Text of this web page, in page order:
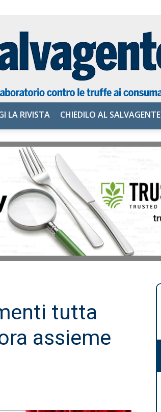
Salvagente
LA RIVISTA CHIEDILO AL SALVAGENTE
tutta
assieme